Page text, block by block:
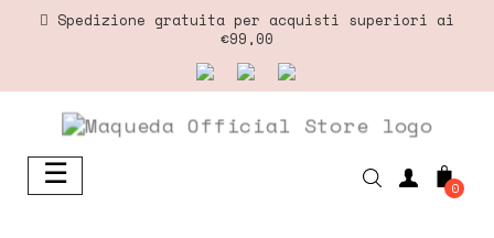
Spedizione gratuita per acquisti superiori ai
€99,00
navigazione
Toggle
☰ 0